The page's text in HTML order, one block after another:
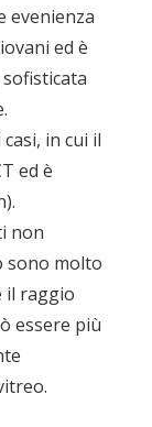
evenienza
ed è
sofisticata
in cui il
ed è
non
sono molto
il raggio
essere più